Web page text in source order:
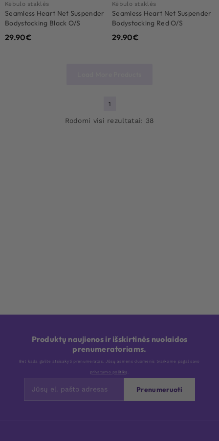
Kėbulo staklės
Seamless Heart Net Suspender
Bodystocking Black O/S
29.90€
Kėbulo staklės
Seamless Heart Net Suspender
Bodystocking Red O/S
29.90€
1
Rodomi visi rezultatai: 38
Produktų naujienos ir išskirtinės nuolaidos
prenumeratoriams.
Bet kada galite atsisakyti prenumeratos. Jūsų asmens duomenis tvarkome pagal savo
privatumo politiką .
Prenumeruoti